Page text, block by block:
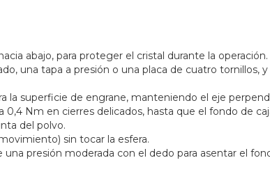
abajo, para proteger el cristal durante la operación.
una tapa a presión o una placa de cuatro tornillos,
superficie de engrane, manteniendo el eje
Nm en cierres delicados, hasta que el fondo de
del polvo.
sin tocar la esfera.
presión moderada con el dedo para asentar el